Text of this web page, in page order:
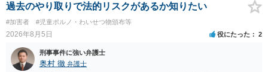
過去のやり取りで法的リスクがあるか知りたい
#加害者 #児童ポルノ・わいせつ物頒布等
2026年8月5日 役にたった 2
刑事事件に強い弁護士
奥村 徹 弁護士